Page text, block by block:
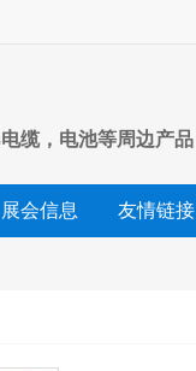
缆，电池等周边产品
展会信息 友情链接